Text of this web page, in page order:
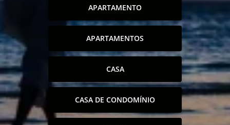
APARTAMENTO
APARTAMENTOS
CASA
CASA DE CONDOMÍNIO